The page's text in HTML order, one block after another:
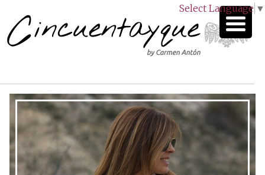
Select Language ▼